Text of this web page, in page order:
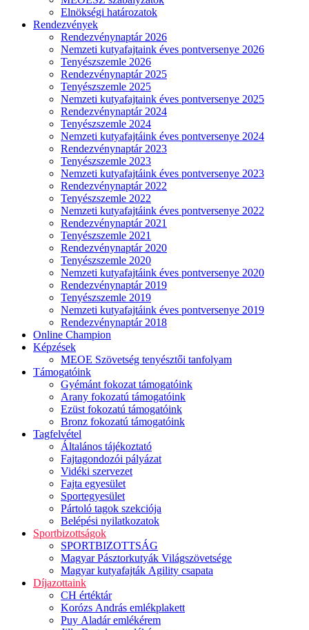
Elnökségi határozatok
Rendezvények
Rendezvénynaptár 2026
Nemzeti kutyafajtaink éves pontversenye 2026
Tenyészszemle 2026
Rendezvénynaptár 2025
Tenyészszemle 2025
Nemzeti kutyafajtaink éves pontversenye 2025
Rendezvénynaptár 2024
Tenyészszemle 2024
Nemzeti kutyafajtáink éves pontversenye 2024
Rendezvénynaptár 2023
Tenyészszemle 2023
Nemzeti kutyafajtáink éves pontversenye 2023
Rendezvénynaptár 2022
Tenyészszemle 2022
Nemzeti kutyafajtáink éves pontversenye 2022
Rendezvénynaptár 2021
Tenyészszemle 2021
Rendezvénynaptár 2020
Tenyészszemle 2020
Nemzeti kutyafajtáink éves pontversenye 2020
Rendezvénynaptár 2019
Tenyészszemle 2019
Nemzeti kutyafajtáink éves pontversenye 2019
Rendezvénynaptár 2018
Online Champion
Képzések
MEOE Szövetség tenyésztői tanfolyam
Támogatóink
Gyémánt fokozat támogatóink
Arany fokozatú támogatóink
Ezüst fokozatú támogatóink
Bronz fokozatú támogatóink
Tagfelvétel
Általános tájékoztató
Fajtagondozói pályázat
Vidéki szervezet
Fajta egyesület
Sportegyesület
Pártoló tagok szekciója
Belépési nyilatkozatok
Sportbizottságok
SPORTBIZOTTSÁG
Magyar Pásztorkutyák Világszövetsége
Magyar kutyafajták Agility csapata
Díjazottaink
CH értéktár
Korózs András emlékplakett
Puy Aladár emlékérem